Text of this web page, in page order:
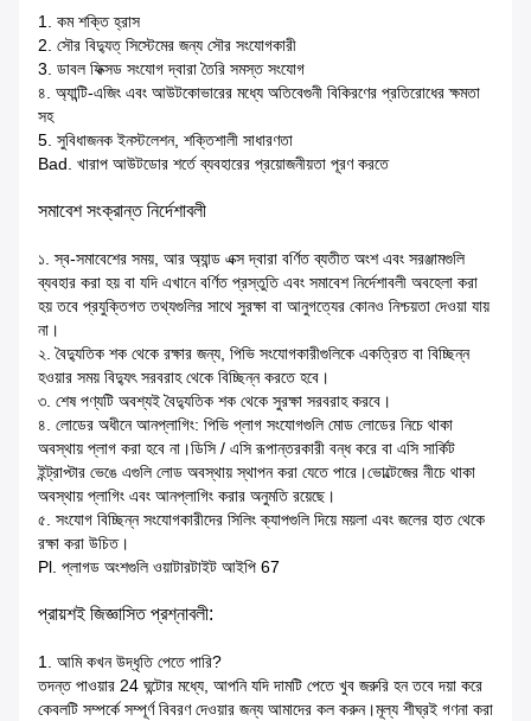
1. কম শক্তি হ্রাস
2. সৌর বিদ্যুত্ সিস্টেমের জন্য সৌর সংযোগকারী
3. ডাবল ফিক্সড সংযোগ দ্বারা তৈরি সমস্ত সংযোগ
৪. অ্যান্টি-এজিং এবং আউটকোভারের মধ্যে অতিবেগুনী বিকিরণের প্রতিরোধের ক্ষমতা
সহ
5. সুবিধাজনক ইনস্টলেশন, শক্তিশালী সাধারণতা
Bad. খারাপ আউটডোর শর্তে ব্যবহারের প্রয়োজনীয়তা পূরণ করতে
সমাবেশ সংক্রান্ত নির্দেশাবলী
১. স্ব-সমাবেশের সময়, আর অ্যান্ড এক্স দ্বারা বর্ণিত ব্যতীত অংশ এবং সরঞ্জামগুলি
ব্যবহার করা হয় বা যদি এখানে বর্ণিত প্রস্তুতি এবং সমাবেশ নির্দেশাবলী অবহেলা করা
হয় তবে প্রযুক্তিগত তথ্যগুলির সাথে সুরক্ষা বা আনুগত্যের কোনও নিশ্চয়তা দেওয়া যায়
না।
২. বৈদ্যুতিক শক থেকে রক্ষার জন্য, পিভি সংযোগকারীগুলিকে একত্রিত বা বিচ্ছিন্ন
হওয়ার সময় বিদ্যুৎ সরবরাহ থেকে বিচ্ছিন্ন করতে হবে।
৩. শেষ পণ্যটি অবশ্যই বৈদ্যুতিক শক থেকে সুরক্ষা সরবরাহ করবে।
৪. লোডের অধীনে আনপ্লাগিং: পিভি প্লাগ সংযোগগুলি মোড লোডের নিচে থাকা
অবস্থায় প্লাগ করা হবে না।ডিসি / এসি রূপান্তরকারী বন্ধ করে বা এসি সার্কিট
ইন্ট্রাপ্টার ভেঙে এগুলি লোড অবস্থায় স্থাপন করা যেতে পারে।ভোল্টেজের নীচে থাকা
অবস্থায় প্লাগিং এবং আনপ্লাগিং করার অনুমতি রয়েছে।
৫. সংযোগ বিচ্ছিন্ন সংযোগকারীদের সিলিং ক্যাপগুলি দিয়ে ময়লা এবং জলের হাত থেকে
রক্ষা করা উচিত।
Pl. প্লাগড অংশগুলি ওয়াটারটাইট আইপি 67
প্রায়শই জিজ্ঞাসিত প্রশ্নাবলী:
1. আমি কখন উদ্ধৃতি পেতে পারি?
তদন্ত পাওয়ার 24 ঘন্টাের মধ্যে, আপনি যদি দামটি পেতে খুব জরুরি হন তবে দয়া করে
কেবলটি সম্পর্কে সম্পূর্ণ বিবরণ দেওয়ার জন্য আমাদের কল করুন।মূল্য শীঘ্রই গণনা করা